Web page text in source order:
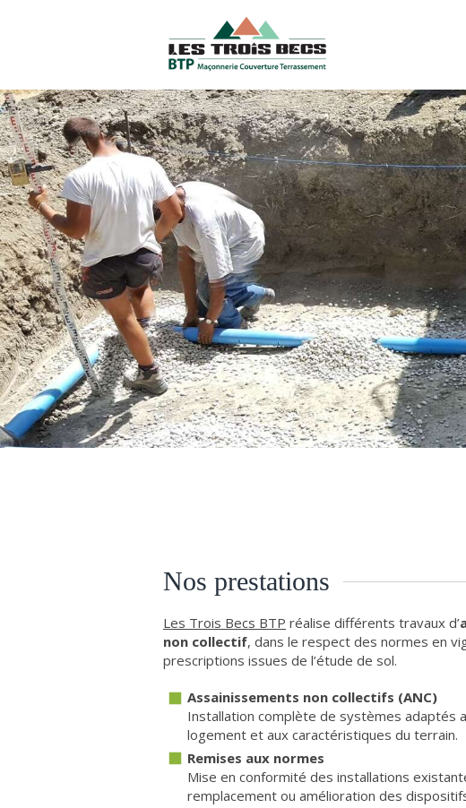
Nos prestations
Les Trois Becs BTP réalise différents travaux d’
non collectif, dans le respect des normes en
prescriptions issues de l’étude de sol.
Assainissements non collectifs (ANC)
Installation complète de systèmes adaptés
logement et aux caractéristiques du terrain.
Remises aux normes
Mise en conformité des installations
remplacement ou amélioration des